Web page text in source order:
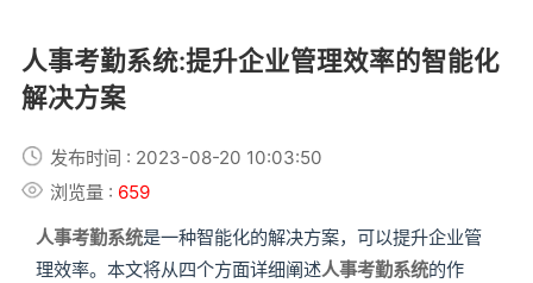
人事考勤系统:提升企业管理效率的智能化
解决方案
发布时间 : 2023-08-20 10:03:50
浏览量 : 659
人事考勤系统是一种智能化的解决方案，可以提升企业管
理效率。本文将从四个方面详细阐述人事考勤系统的作